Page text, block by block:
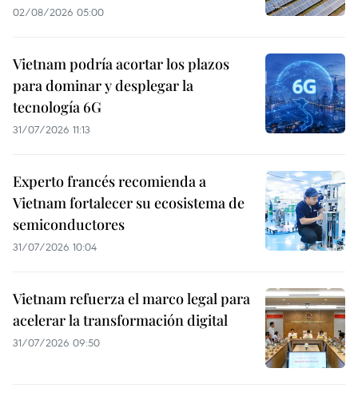
02/08/2026 05:00
Vietnam podría acortar los plazos
para dominar y desplegar la
tecnología 6G
31/07/2026 11:13
Experto francés recomienda a
Vietnam fortalecer su ecosistema de
semiconductores
31/07/2026 10:04
Vietnam refuerza el marco legal para
acelerar la transformación digital
31/07/2026 09:50